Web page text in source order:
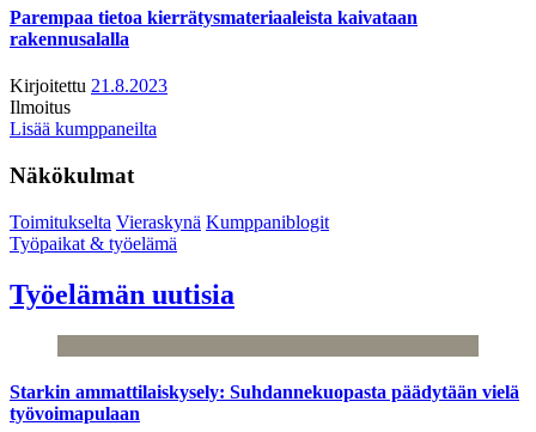
Parempaa tietoa kierrätysmateriaaleista kaivataan
rakennusalalla
Kirjoitettu 21.8.2023
Ilmoitus
Lisää kumppaneilta
Näkökulmat
Toimitukselta Vieraskynä Kumppaniblogit
Työpaikat & työelämä
Työelämän uutisia
Starkin ammattilaiskysely: Suhdannekuopasta päädytään vielä
työvoimapulaan